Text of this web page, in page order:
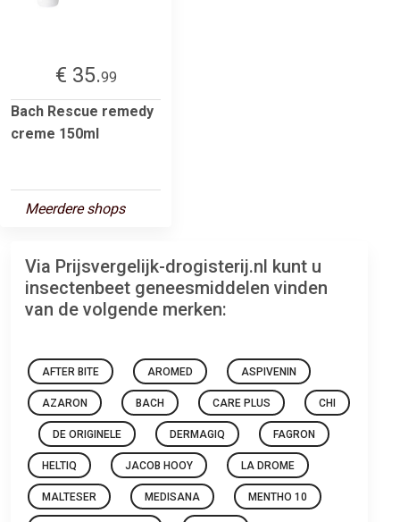
€ 35.99
Bach Rescue remedy
creme 150ml
Meerdere shops
Via Prijsvergelijk-drogisterij.nl kunt u
insectenbeet geneesmiddelen vinden
van de volgende merken:
AFTER BITE AROMED ASPIVENIN
AZARON BACH CARE PLUS CHI
DE ORIGINELE DERMAGIQ FAGRON
HELTIQ JACOB HOOY LA DROME
MALTESER MEDISANA MENTHO 10